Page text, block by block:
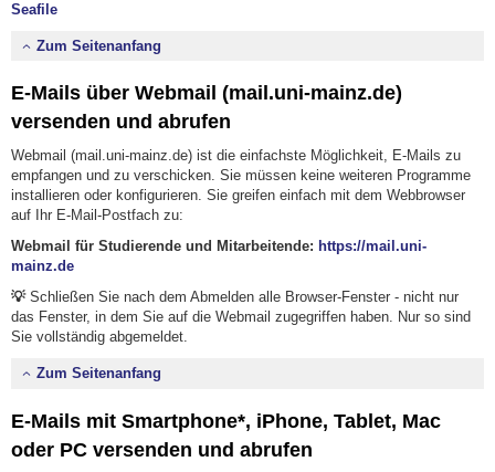
Seafile
Zum Seitenanfang
E-Mails über Webmail (mail.uni-mainz.de)
versenden und abrufen
Webmail (mail.uni-mainz.de) ist die einfachste Möglichkeit, E-Mails zu
empfangen und zu verschicken. Sie müssen keine weiteren Programme
installieren oder konfigurieren. Sie greifen einfach mit dem Webbrowser
auf Ihr E-Mail-Postfach zu:
Webmail für Studierende und Mitarbeitende: https://mail.uni-
mainz.de
💡 Schließen Sie nach dem Abmelden alle Browser-Fenster - nicht nur
das Fenster, in dem Sie auf die Webmail zugegriffen haben. Nur so sind
Sie vollständig abgemeldet.
Zum Seitenanfang
E-Mails mit Smartphone*, iPhone, Tablet, Mac
oder PC versenden und abrufen